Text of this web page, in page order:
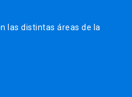
las distintas áreas de la